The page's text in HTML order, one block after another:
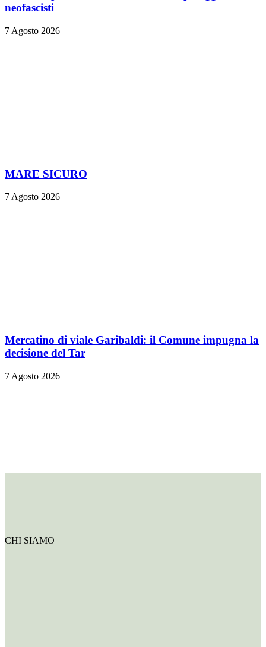
neofascisti
7 Agosto 2026
MARE SICURO
7 Agosto 2026
Mercatino di viale Garibaldi: il Comune impugna la
decisione del Tar
7 Agosto 2026
CHI SIAMO